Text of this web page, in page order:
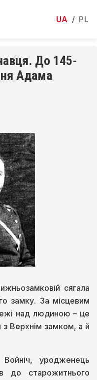
UA / PL
До 145-
Адама
сягала
замку. За місцевим
над людиною – це
з Верхнім замком, а й
уродженець
до старожитнього